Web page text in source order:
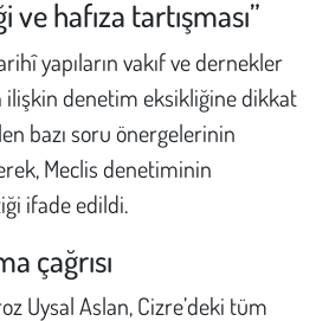
hafıza tartışması”
yapıların vakıf ve dernekler
ilişkin denetim eksikliğine dikkat
bazı soru önergelerinin
Meclis denetiminin
ifade edildi.
çağrısı
Uysal Aslan, Cizre’deki tüm